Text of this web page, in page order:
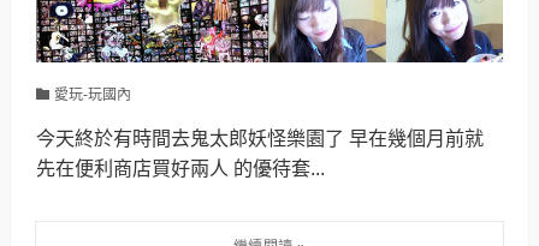
愛玩-玩國內
今天終於有時間去鬼太郎妖怪樂園了 早在幾個月前就
先在便利商店買好兩人 的優待套...